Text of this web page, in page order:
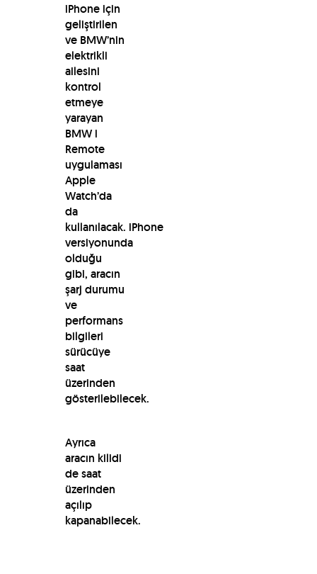
iPhone için
geliştirilen
ve BMW’nin
elektrikli
ailesini
kontrol
etmeye
yarayan
BMW i
Remote
uygulaması
Apple
Watch’da
da
kullanılacak. iPhone
versiyonunda
olduğu
gibi, aracın
şarj durumu
ve
performans
bilgileri
sürücüye
saat
üzerinden
gösterilebilecek.
Ayrıca
aracın kilidi
de saat
üzerinden
açılıp
kapanabilecek.